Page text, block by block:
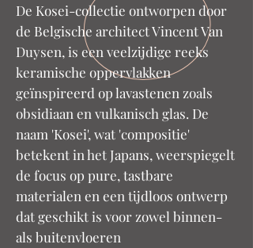
De Kosei-collectie ontworpen door
de Belgische architect Vincent Van
Duysen, is een veelzijdige reeks
keramische oppervlakken
geïnspireerd op lavastenen zoals
obsidiaan en vulkanisch glas. De
naam 'Kosei', wat 'compositie'
betekent in het Japans, weerspiegelt
de focus op pure, tastbare
materialen en een tijdloos ontwerp
dat geschikt is voor zowel binnen-
als buitenvloeren